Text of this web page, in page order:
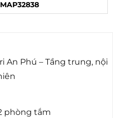
MAP32838
An Phú – Tầng trung, nội
phòng tắm